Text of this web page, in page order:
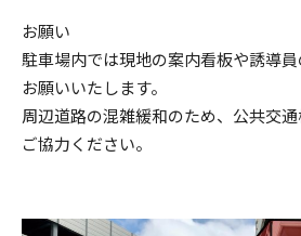
お願い
駐車場内では現地の案内看板や誘導
お願いいたします。
周辺道路の混雑緩和のため、公共交
ご協力ください。